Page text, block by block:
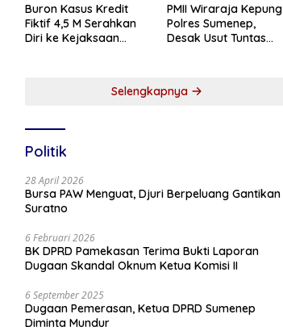
Buron Kasus Kredit
Fiktif 4,5 M Serahkan
Diri ke Kejaksaan
PMII Wiraraja Kepung
Polres Sumenep,
Desak Usut Tuntas
Selengkapnya
Politik
28 April 2026
Bursa PAW Menguat, Djuri Berpeluang Gantikan
Suratno
6 Februari 2026
BK DPRD Pamekasan Terima Bukti Laporan
Dugaan Skandal Oknum Ketua Komisi II
6 September 2025
Dugaan Pemerasan, Ketua DPRD Sumenep
Diminta Mundur